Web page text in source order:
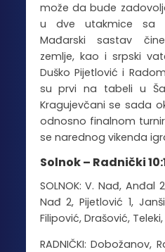
može da bude
u dve utakmice sa
Mađarski sastav
zemlje, kao i srpski
Duško Pijetlović i
su prvi na tabeli u
Kragujevčani se sada
odnosno finalnom
se narednog vikenda
Solnok – Radnički
SOLNOK: V. Nađ, Anđal
Nađ 2, Pijetlović 1,
Filipović, Drašović,
RADNIČKI: Dobožanov,